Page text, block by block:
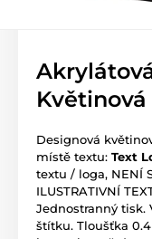
Designová
místě textu: Text
textu / loga, NENÍ
ILUSTRATIVNÍ
Jednostranný tisk.
štítku. Tloušťka